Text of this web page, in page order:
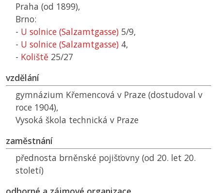
Praha (od 1899),
Brno:
- U solnice (Salzamtgasse) 5/9,
- U solnice (Salzamtgasse) 4,
- Koliště 25/27
vzdělání
gymnázium Křemencová v Praze (dostudoval v
roce 1904),
Vysoká škola technická v Praze
zaměstnání
přednosta brněnské pojišťovny (od 20. let 20.
století)